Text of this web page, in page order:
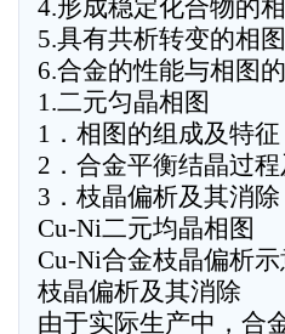
4.形成稳定化合物的
5.具有共析转变的相图
6.合金的性能与相图
1.二元匀晶相图
1．相图的组成及特征
2．合金平衡结晶过
3．枝晶偏析及其消除
Cu-Ni二元均晶相图
Cu-Ni合金枝晶偏析示
枝晶偏析及其消除
由于实际生产中，合